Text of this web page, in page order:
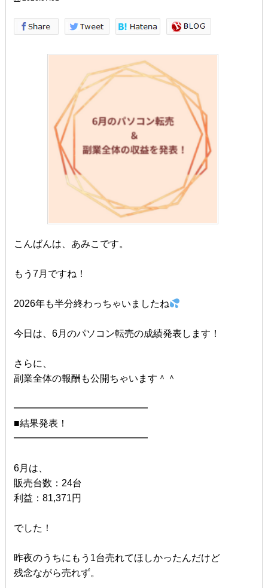
こんばんは、あみこです。
もう7月ですね！
2026年も半分終わっちゃいましたね
今日は、6月のパソコン転売の成績発表します！
さらに、
副業全体の報酬も公開ちゃいます＾＾
━━━━━━━━━━━━━━
■結果発表！
━━━━━━━━━━━━━━
6月は、
販売台数：24台
利益：81,371円
でした！
昨夜のうちにもう1台売れてほしかったんだけど
残念ながら売れず。